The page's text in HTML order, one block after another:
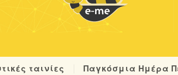
ταινίες Παγκόσμια Ημέρα